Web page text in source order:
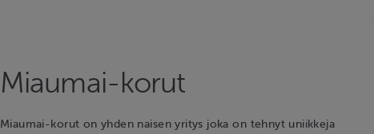
Miaumai-korut
Miaumai-korut on yhden naisen yritys joka on tehnyt uniikkeja